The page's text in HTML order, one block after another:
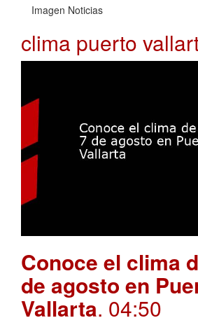
Imagen Noticias
clima puerto
Conoce el clima
de agosto en
Vallarta. 04:50